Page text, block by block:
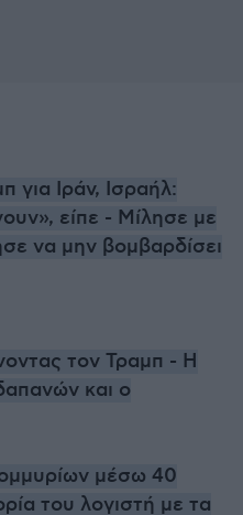
Ιράν, Ισραήλ:
είπε - Μίλησε με
να μην βομβαρδίσει
τον Τραμπ - Η
και ο
μέσω 40
του λογιστή με τα